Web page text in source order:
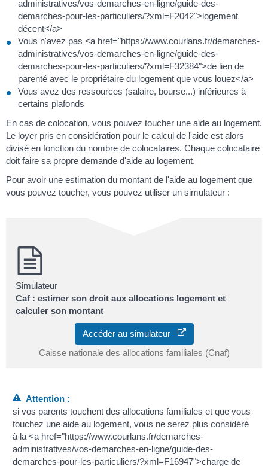
administratives/vos-demarches-en-ligne/guide-des-
demarches-pour-les-particuliers/?xml=F2042">logement
décent</a>
Vous n'avez pas <a href="https://www.courlans.fr/demarches-
administratives/vos-demarches-en-ligne/guide-des-
demarches-pour-les-particuliers/?xml=F32384">de lien de
parenté avec le propriétaire du logement que vous louez</a>
Vous avez des ressources (salaire, bourse...) inférieures à
certains plafonds
En cas de colocation, vous pouvez toucher une aide au logement.
Le loyer pris en considération pour le calcul de l'aide est alors
divisé en fonction du nombre de colocataires. Chaque colocataire
doit faire sa propre demande d'aide au logement.
Pour avoir une estimation du montant de l'aide au logement que
vous pouvez toucher, vous pouvez utiliser un simulateur :
Simulateur
Caf : estimer son droit aux allocations logement et
calculer son montant
Accéder au simulateur
Caisse nationale des allocations familiales (Cnaf)
Attention :
si vos parents touchent des allocations familiales et que vous
touchez une aide au logement, vous ne serez plus considéré
à la <a href="https://www.courlans.fr/demarches-
administratives/vos-demarches-en-ligne/guide-des-
demarches-pour-les-particuliers/?xml=F16947">charge de